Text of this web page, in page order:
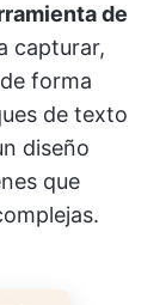
de
capturar,
forma
de texto
diseño
que